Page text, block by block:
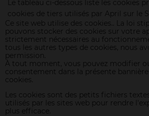
Le tableau ci-dessous liste les cookies
cookies de tiers utilisés par April sur le
Ce site web utilise des cookies.. La loi
pouvons stocker des cookies sur votre
strictement nécessaires au
tous les autres types de cookies, nous
permission.
À tout moment, vous pouvez modifier
consentement dans la présente
cookies.
Les cookies sont des petits fichiers
utilisés par les sites web pour rendre
plus efficace.